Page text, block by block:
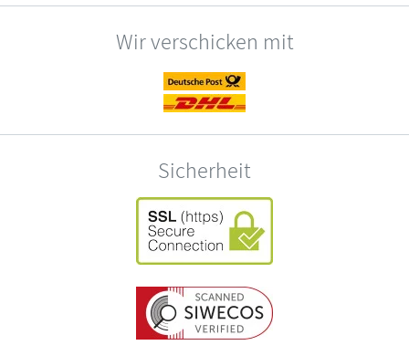
Wir verschicken mit
Sicherheit